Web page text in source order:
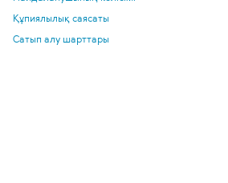
Құпиялылық саясаты
Сатып алу шарттары